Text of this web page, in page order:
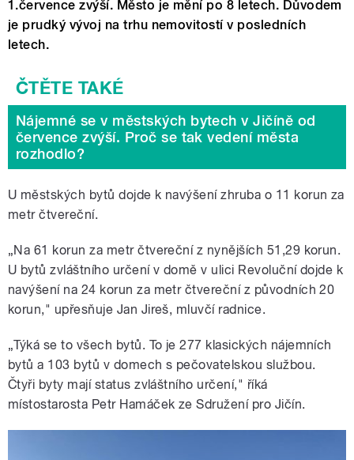
1.července zvýší. Město je mění po 8 letech. Důvodem
je prudký vývoj na trhu nemovitostí v posledních
letech.
Nájemné se v městských bytech v Jičíně od
července zvýší. Proč se tak vedení města
rozhodlo?
U městských bytů dojde k navýšení zhruba o 11 korun za
metr čtvereční.
„Na 61 korun za metr čtvereční z nynějších 51,29 korun.
U bytů zvláštního určení v domě v ulici Revoluční dojde k
navýšení na 24 korun za metr čtvereční z původních 20
korun," upřesňuje Jan Jireš, mluvčí radnice.
„Týká se to všech bytů. To je 277 klasických nájemních
bytů a 103 bytů v domech s pečovatelskou službou.
Čtyři byty mají status zvláštního určení," říká
místostarosta Petr Hamáček ze Sdružení pro Jičín.